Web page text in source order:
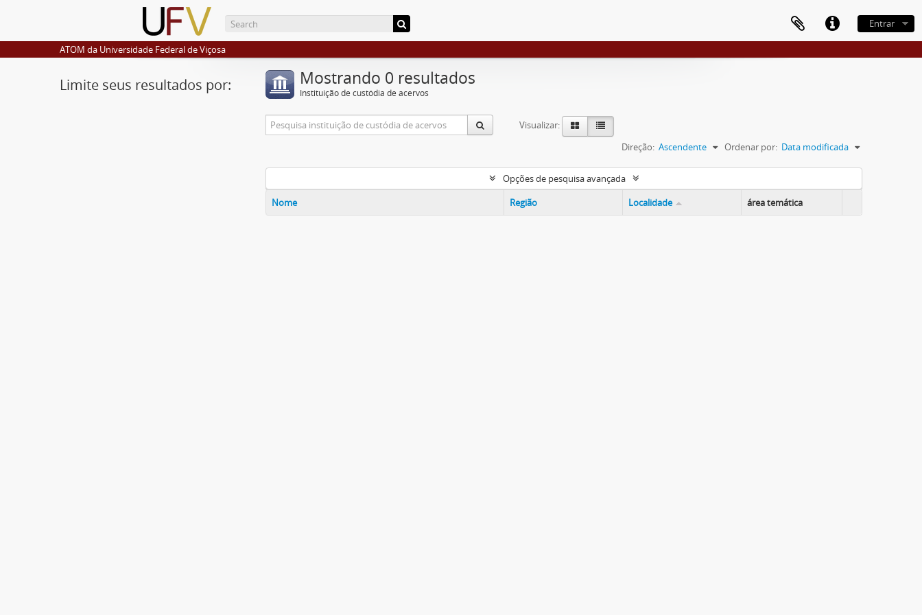
Entrar
ATOM da Universidade Federal de Viçosa
Limite seus resultados por: Mostrando 0 resultados
Instituição de custódia de acervos
Visualizar:
Ordenar por: Data modificada
Direção: Ascendente
Opções de pesquisa avançada
Nome
Região Localidade área temática